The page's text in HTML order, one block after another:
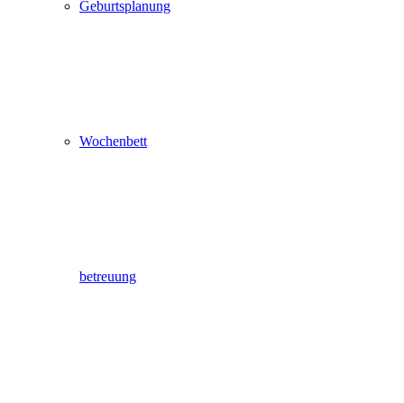
Geburtsplanung
Wochenbett
betreuung